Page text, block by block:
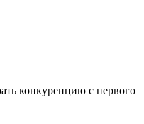
конкуренцию с первого